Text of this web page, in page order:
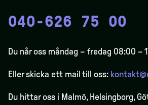
040-626 75 00
Du når oss måndag – fredag 08:00 –
Eller skicka ett mail till oss:
Du hittar oss i Malmö, Helsingborg,